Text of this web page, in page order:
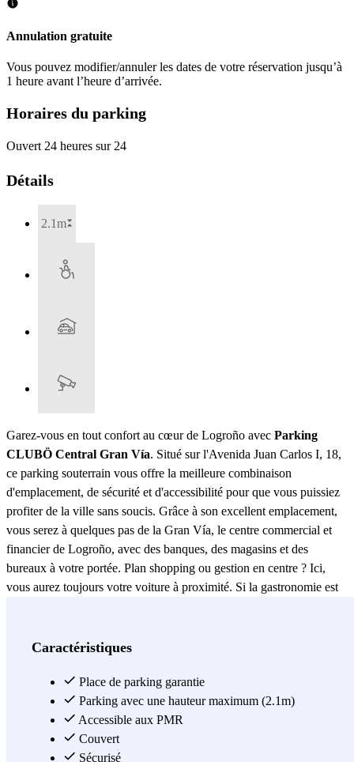
Annulation gratuite
Vous pouvez modifier/annuler les dates de votre réservation jusqu’à
1 heure avant l’heure d’arrivée.
Horaires du parking
Ouvert 24 heures sur 24
Détails
2.1m
Garez-vous en tout confort au cœur de Logroño avec Parking
CLUBÖ Central Gran Vía. Situé sur l'Avenida Juan Carlos I, 18,
ce parking souterrain vous offre la meilleure combinaison
d'emplacement, de sécurité et d'accessibilité pour que vous puissiez
profiter de la ville sans soucis. Grâce à son excellent emplacement,
vous serez à quelques pas de la Gran Vía, le centre commercial et
financier de Logroño, avec des banques, des magasins et des
bureaux à votre portée. Plan shopping ou gestion en centre ? Ici,
vous aurez toujours votre voiture à proximité. Si la gastronomie est
authentique de La Rioja. Réservez votre place dans le Parking
chercher une place de stationnement. Garez-vous facilement et
profitez au maximum de votre visite à Logroño. Faites votre
réservation maintenant !
Voir plus
Caractéristiques
Place de parking garantie
Parking avec une hauteur maximum (2.1m)
Accessible aux PMR
Couvert
Sécurisé